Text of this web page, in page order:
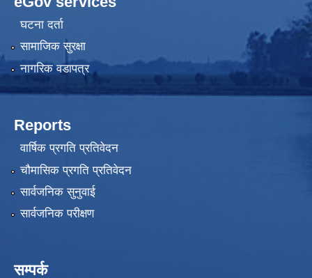
घटना दर्ता
सामाजिक सुरक्षा
नागरिक वडापत्र
Reports
वार्षिक प्रगति प्रतिवेदन
चौमासिक प्रगति प्रतिवेदन
सार्वजनिक सुनुवाई
सार्वजनिक परीक्षण
सम्पर्क